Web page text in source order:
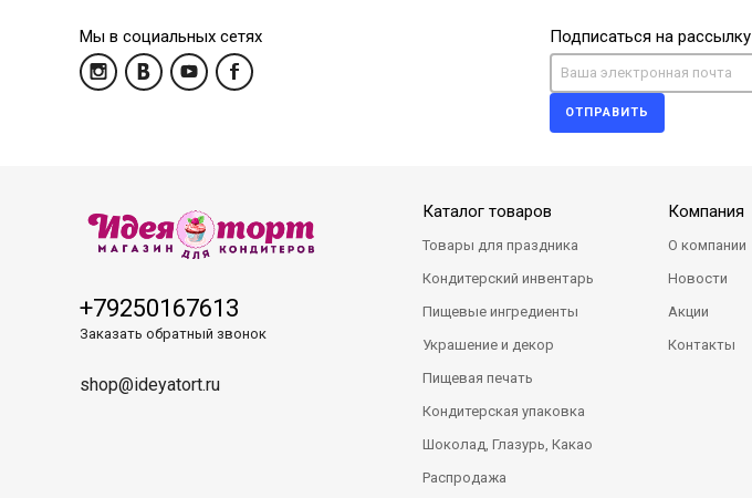
Мы в социальных сетях Подписаться на рассылку
ОТПРАВИТЬ
+79250167613
Заказать обратный звонок
shop@ideyatort.ru
Каталог товаров
Товары для праздника
Кондитерский инвентарь
Пищевые ингредиенты
Украшение и декор
Пищевая печать
Кондитерская упаковка
Шоколад, Глазурь, Какао
Распродажа
Компания
О компании
Новости
Акции
Контакты